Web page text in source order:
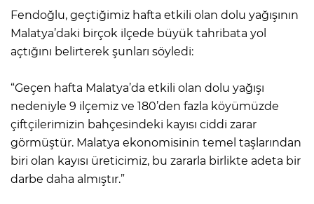
Fendoğlu, geçtiğimiz hafta etkili olan dolu yağışının
Malatya’daki birçok ilçede büyük tahribata yol
açtığını belirterek şunları söyledi:
“Geçen hafta Malatya’da etkili olan dolu yağışı
nedeniyle 9 ilçemiz ve 180’den fazla köyümüzde
çiftçilerimizin bahçesindeki kayısı ciddi zarar
görmüştür. Malatya ekonomisinin temel taşlarından
biri olan kayısı üreticimiz, bu zararla birlikte adeta bir
darbe daha almıştır.”